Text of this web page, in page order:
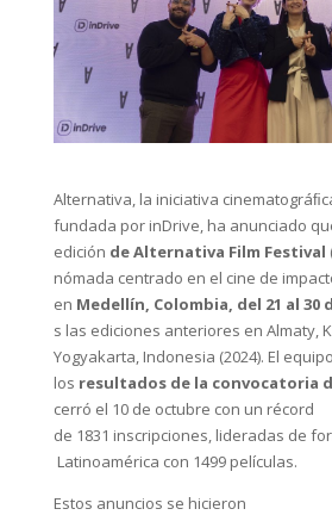
Alternativa, la iniciativa
fundada por inDrive, ha anunciado
edición de Alternativa Film Festival
nómada centrado en el cine de
en Medellín, Colombia, del 21 al 30
s las ediciones anteriores en Almaty,
Yogyakarta, Indonesia (2024). El
los resultados de la convocatoria
cerró el 10 de octubre con un récord
de 1831 inscripciones, lideradas de
Latinoamérica con 1499 películas.
Estos anuncios se hicieron